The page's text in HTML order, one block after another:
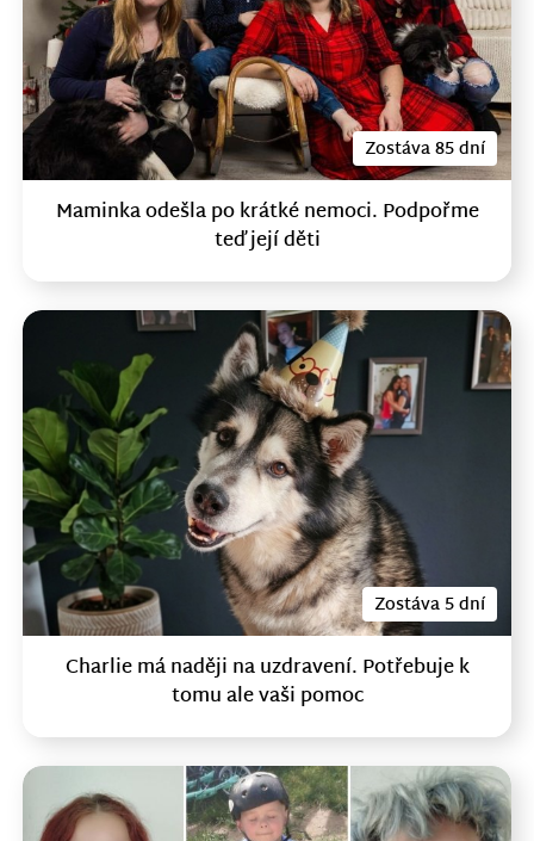
Zostáva 85 dní
Maminka odešla po krátké nemoci. Podpořme
teď její děti
Zostáva 5 dní
Charlie má naději na uzdravení. Potřebuje k
tomu ale vaši pomoc